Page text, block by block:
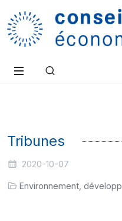
Tribunes
2020-10-07
Environnement,